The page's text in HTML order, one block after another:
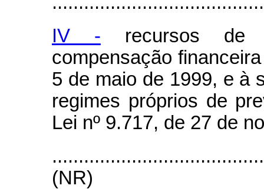
IV - recursos de
compensação
5 de maio de 1999, e à
regimes próprios de
Lei nº 9.717, de 27 de
(NR)